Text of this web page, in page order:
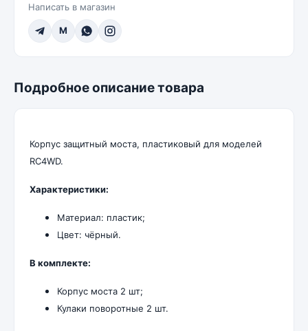
Написать в магазин
M
Подробное описание товара
Корпус защитный моста, пластиковый для моделей
RC4WD.
Характеристики:
Материал: пластик;
Цвет: чёрный.
В комплекте:
Корпус моста 2 шт;
Кулаки поворотные 2 шт.